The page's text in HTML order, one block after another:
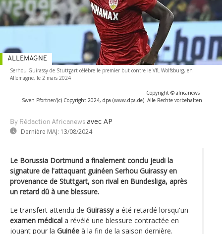
Serhou Guirassy de Stuttgart célèbre le premier but contre le VfL Wolfsburg, en
Allemagne, le 2 mars 2024
-
Copyright © africanews
Swen Pfortner/(c) Copyright 2024, dpa (www.dpa.de). Alle Rechte vorbehalten
By Rédaction Africanews avec AP
Dernière MAJ: 13/08/2024
ALLEMAGNE
Le Borussia Dortmund a finalement conclu jeudi la
signature de l'attaquant guinéen Serhou Guirassy en
provenance de Stuttgart, son rival en Bundesliga, après
un retard dû à une blessure.
Le transfert attendu de Guirassya été retardé lorsqu'un
examen médical a révélé une blessure contractée en
jouant pour la Guinée à la fin de la saison dernière.